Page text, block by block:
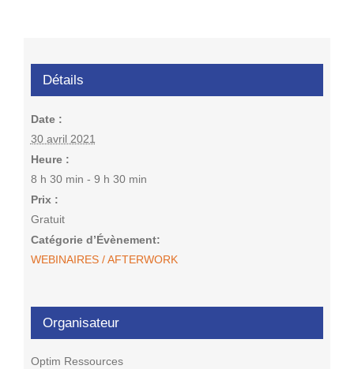
Détails
Date :
30 avril 2021
Heure :
8 h 30 min - 9 h 30 min
Prix :
Gratuit
Catégorie d’Évènement:
WEBINAIRES / AFTERWORK
Organisateur
Optim Ressources